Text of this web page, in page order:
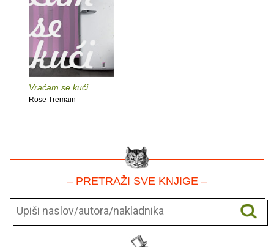
Vraćam se kući
Rose Tremain
– PRETRAŽI SVE KNJIGE –